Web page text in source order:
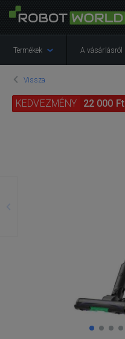
Termékek A vásárlásról
Vissza
KEDVEZMÉNY 22 000 Ft